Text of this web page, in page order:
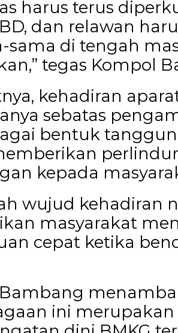
harus terus
dan relawan
sama di tengah
tegas Kompol
kehadiran
sebatas
bentuk
kepada
wujud kehadiran
masyarakat
cepat ketika
ini